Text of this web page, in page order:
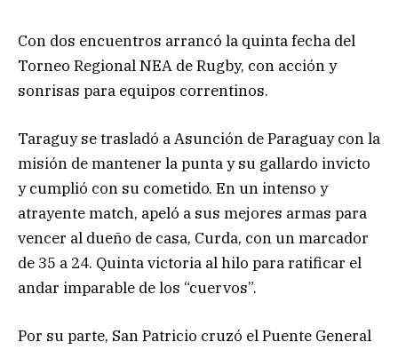
Con dos encuentros arrancó la quinta fecha del
Torneo Regional NEA de Rugby, con acción y
sonrisas para equipos correntinos.
Taraguy se trasladó a Asunción de Paraguay con la
misión de mantener la punta y su gallardo invicto
y cumplió con su cometido. En un intenso y
atrayente match, apeló a sus mejores armas para
vencer al dueño de casa, Curda, con un marcador
de 35 a 24. Quinta victoria al hilo para ratificar el
andar imparable de los “cuervos”.
Por su parte, San Patricio cruzó el Puente General